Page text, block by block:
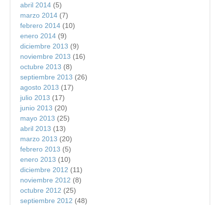
abril 2014 (5)
marzo 2014 (7)
febrero 2014 (10)
enero 2014 (9)
diciembre 2013 (9)
noviembre 2013 (16)
octubre 2013 (8)
septiembre 2013 (26)
agosto 2013 (17)
julio 2013 (17)
junio 2013 (20)
mayo 2013 (25)
abril 2013 (13)
marzo 2013 (20)
febrero 2013 (5)
enero 2013 (10)
diciembre 2012 (11)
noviembre 2012 (8)
octubre 2012 (25)
septiembre 2012 (48)